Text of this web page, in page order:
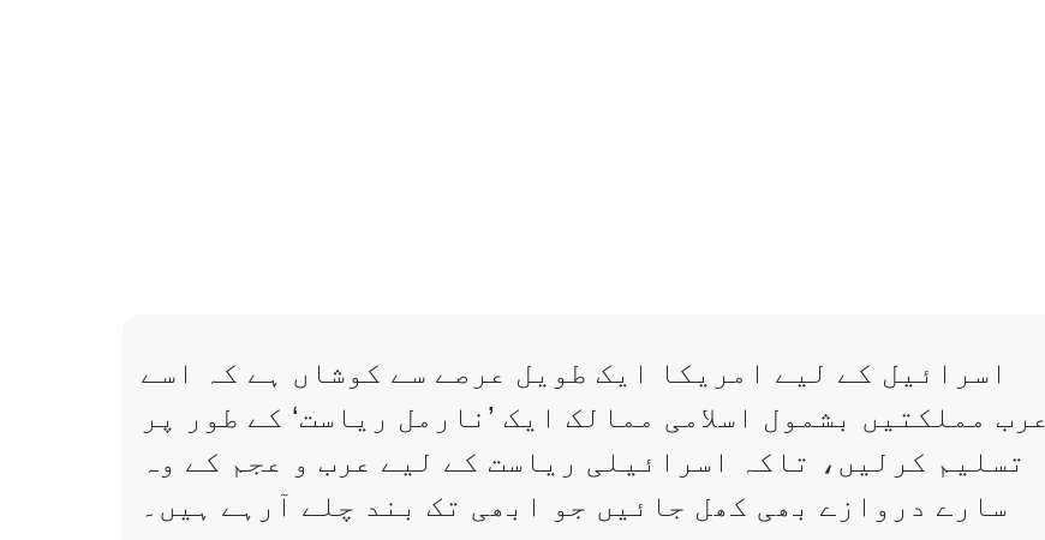
اسرائیل کے لیے امریکا ایک طویل عرصے سے کوشاں ہے کہ اسے
عرب مملکتیں بشمول اسلامی ممالک ایک ’نارمل ریاست‘ کے طور پر
تسلیم کرلیں، تاکہ اسرائیلی ریاست کے لیے عرب و عجم کے وہ
سارے دروازے بھی کھل جائیں جو ابھی تک بند چلے آرہے ہیں۔